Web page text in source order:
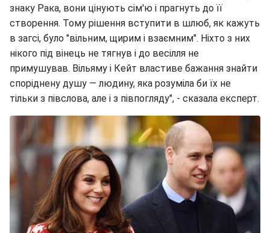
знаку Рака, вони цінують сім'ю і прагнуть до її
створення. Тому рішення вступити в шлюб, як кажуть
в загсі, було "вільним, щирим і взаємним". Ніхто з них
нікого під вінець не тягнув і до весілля не
примушував. Вільяму і Кейт властиве бажання знайти
споріднену душу — людину, яка розуміла би їх не
тільки з півслова, але і з півпогляду", - сказала експерт.